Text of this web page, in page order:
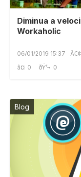
Diminua a
Workaholic
06/01/2019 15:37
â¤ 0 ðŸ’¬ 0
Blog